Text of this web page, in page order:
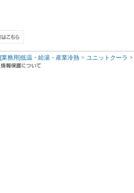
[業務用]低温・給湯・産業冷熱 ユニットクーラ